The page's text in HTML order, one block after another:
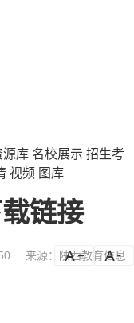
源库 名校展示 招生考
视频 图库
链接
来源：陕西教育信息
a a-